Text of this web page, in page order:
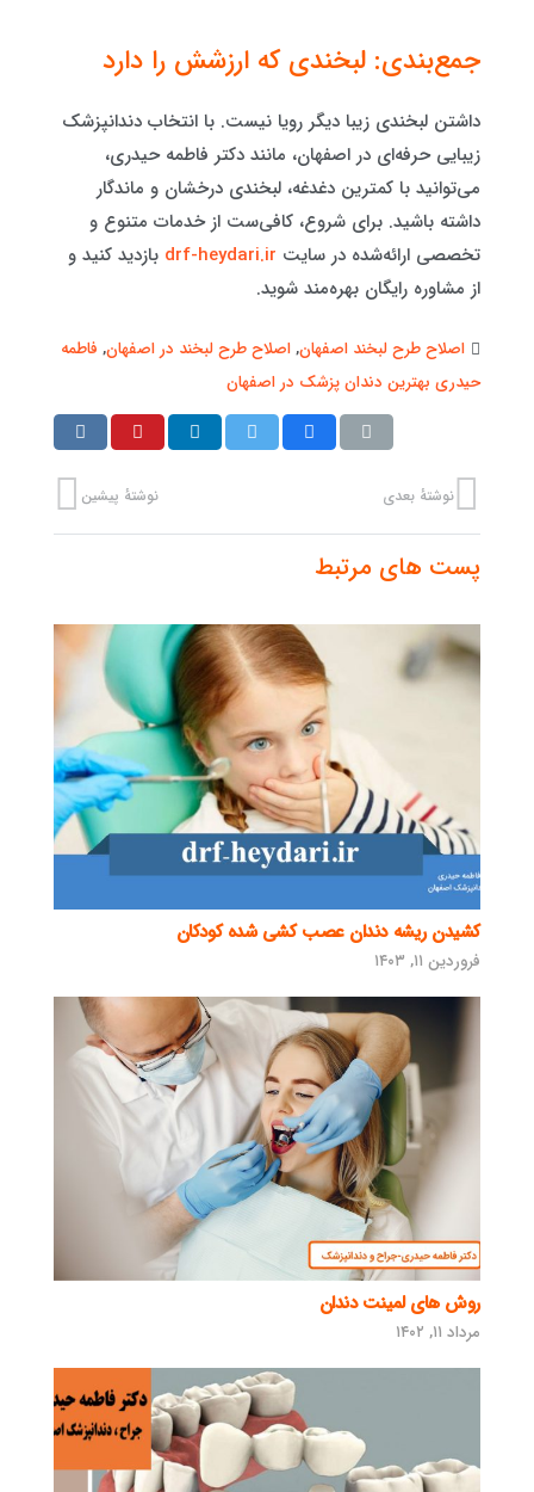
جمع‌بندی: لبخندی که ارزشش را دارد
داشتن لبخندی زیبا دیگر رویا نیست. با انتخاب دندانپزشک
زیبایی حرفه‌ای در اصفهان، مانند دکتر فاطمه حیدری،
می‌توانید با کمترین دغدغه، لبخندی درخشان و ماندگار
داشته باشید. برای شروع، کافی‌ست از خدمات متنوع و
تخصصی ارائه‌شده در سایت drf-heydari.ir بازدید کنید و
از مشاوره رایگان بهره‌مند شوید.
اصلاح طرح لبخند اصفهان,اصلاح طرح لبخند در اصفهان, فاطمه
حیدری بهترین دندان پزشک در اصفهان
نوشتهٔ پیشین نوشتهٔ بعدی
پست های مرتبط
کشیدن ریشه دندان عصب کشی شده کودکان
فروردین ۱۱, ۱۴۰۳
روش های لمینت دندان
مرداد ۱۱, ۱۴۰۲